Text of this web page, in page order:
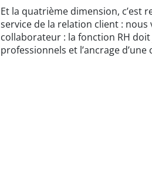
Et la quatrième dimension, c’est
service de la relation client : nous
collaborateur : la fonction RH
professionnels et l’ancrage